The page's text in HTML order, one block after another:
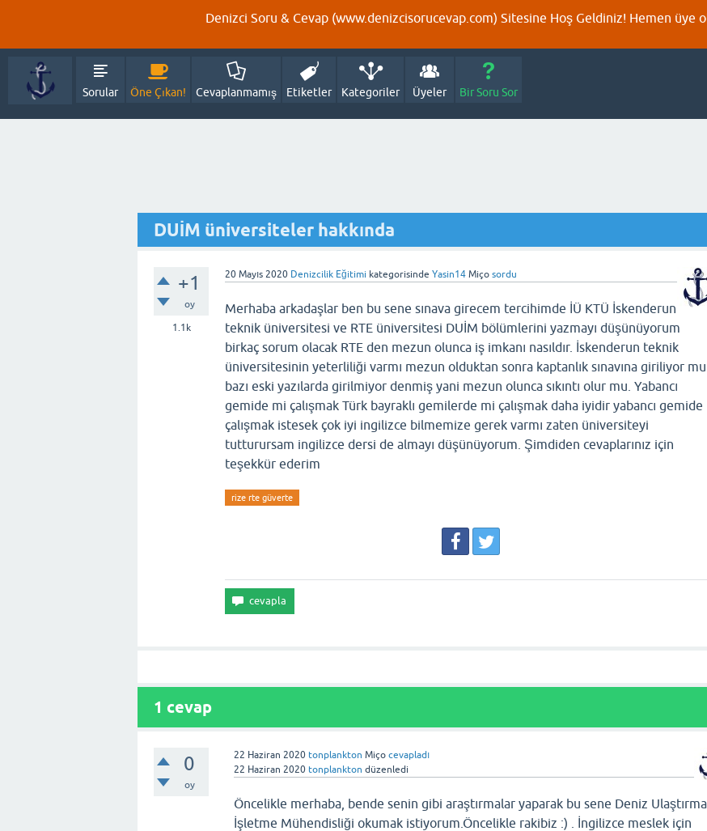
Denizci Soru & Cevap (www.denizcisorucevap.com) Sitesine Hoş Geldiniz! Hemen üye
Sorular Öne Çıkan! Cevaplanmamış Etiketler Kategoriler Üyeler Bir Soru Sor
DUİM üniversiteler hakkında
+1
oy
1.1k
20 Mayıs 2020 Denizcilik Eğitimi kategorisinde Yasin14 Miço sordu
Merhaba arkadaşlar ben bu sene sınava girecem tercihimde İÜ KTÜ İskenderun
teknik üniversitesi ve RTE üniversitesi DUİM bölümlerini yazmayı düşünüyorum
birkaç sorum olacak RTE den mezun olunca iş imkanı nasıldır. İskenderun teknik
üniversitesinin yeterliliği varmı mezun olduktan sonra kaptanlık sınavına giriliyor mu
bazı eski yazılarda girilmiyor denmiş yani mezun olunca sıkıntı olur mu. Yabancı
gemide mi çalışmak Türk bayraklı gemilerde mi çalışmak daha iyidir yabancı gemide
çalışmak istesek çok iyi ingilizce bilmemize gerek varmı zaten üniversiteyi
tutturursam ingilizce dersi de almayı düşünüyorum. Şimdiden cevaplarınız için
teşekkür ederim
rize rte güverte
1 cevap
0
oy
22 Haziran 2020 tonplankton Miço cevapladı
22 Haziran 2020 tonplankton düzenledi
Öncelikle merhaba, bende senin gibi araştırmalar yaparak bu sene Deniz
İşletme Mühendisliği okumak istiyorum.Öncelikle rakibiz :) . İngilizce meslek için